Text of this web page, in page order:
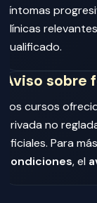
síntomas
clínicas
cualificado.
Aviso sobre
Los cursos
privada no
oficiales. Para
condiciones, el